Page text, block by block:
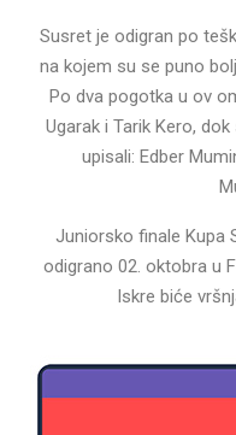
Susret je odigran po
na kojem su se puno
Po dva pogotka u ov
Ugarak i Tarik Kero,
upisali: Edber
Juniorsko finale Kupa
odigrano 02. oktobra u
Iskre biće